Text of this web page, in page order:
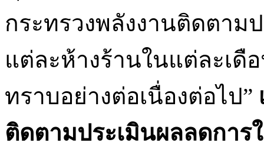
กระทรวงพลังงานติดตาม
แต่ละห้างร้านในแต่ละเดื
ทราบอย่างต่อเนื่องต่อไป”
ติดตามประเมินผลลดการ